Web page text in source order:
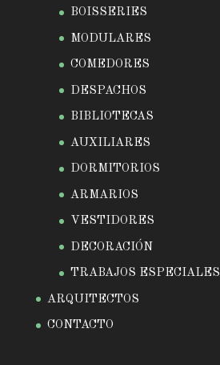
BOISSERIES
MODULARES
COMEDORES
DESPACHOS
BIBLIOTECAS
AUXILIARES
DORMITORIOS
ARMARIOS
VESTIDORES
DECORACIÓN
TRABAJOS ESPECIALES
ARQUITECTOS
CONTACTO